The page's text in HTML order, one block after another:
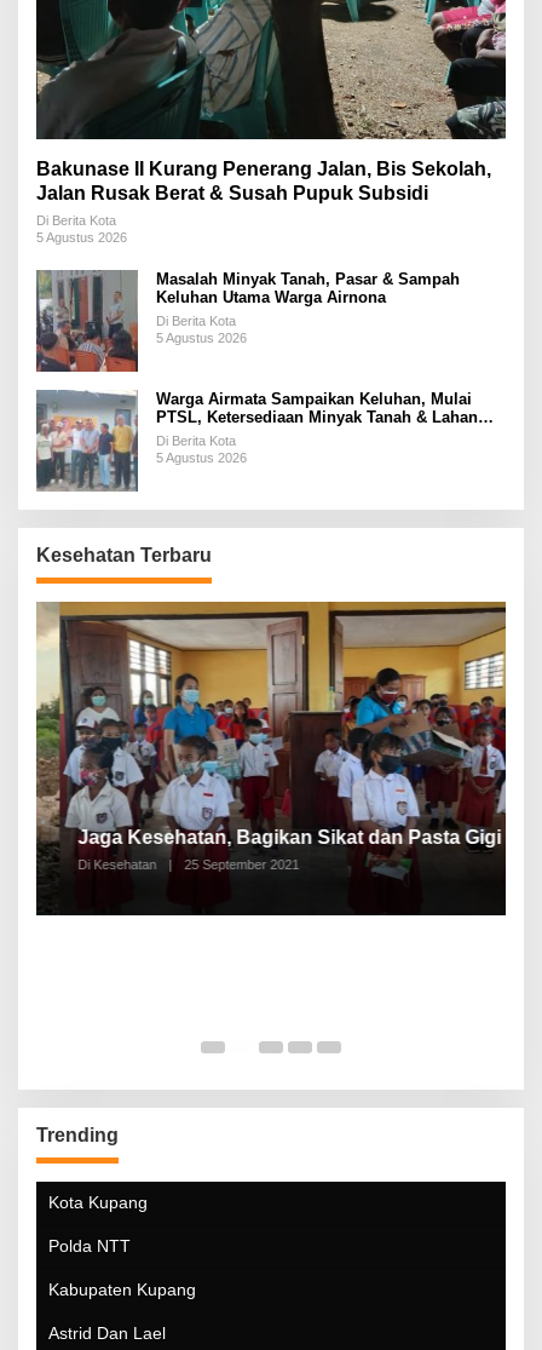
Bakunase II Kurang Penerang Jalan, Bis Sekolah,
Jalan Rusak Berat & Susah Pupuk Subsidi
Di Berita Kota
5 Agustus 2026
Masalah Minyak Tanah, Pasar & Sampah
Keluhan Utama Warga Airnona
Di Berita Kota
5 Agustus 2026
Warga Airmata Sampaikan Keluhan, Mulai
PTSL, Ketersediaan Minyak Tanah & Lahan
Pemakaman
Di Berita Kota
5 Agustus 2026
Kesehatan Terbaru
Jaga Kesehatan, Bagikan Sikat dan Pasta Gigi
Di Kesehatan | 25 September 2021
Trending
Kota Kupang
Polda NTT
Kabupaten Kupang
Astrid Dan Lael